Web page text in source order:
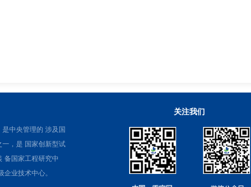
中央管理的 涉及国
，是 国家创新型试
备国家工程研究中
业技术中心。
关注我们